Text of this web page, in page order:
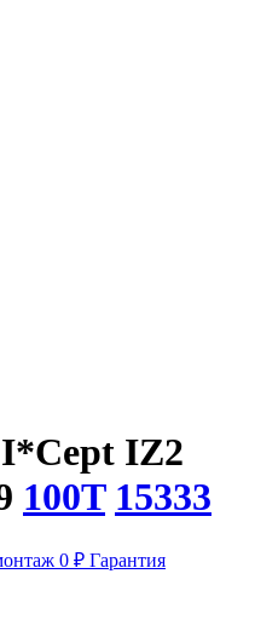
IZ2
100T 15333
0 ₽ Гарантия